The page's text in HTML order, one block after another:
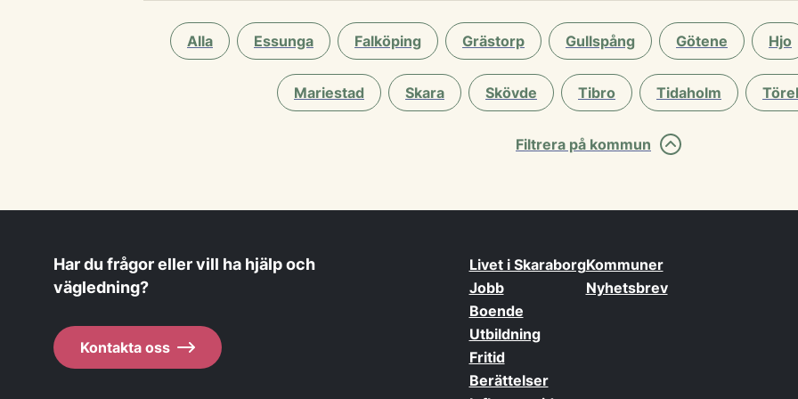
Alla Essunga Falköping Grästorp Gullspång Götene Hjo
Mariestad Skara Skövde Tibro Tidaholm
Filtrera på kommun
Har du frågor eller vill ha hjälp och
vägledning?
Kontakta oss
Livet i Skaraborg
Jobb
Boende
Utbildning
Fritid
Berättelser
Kommuner
Nyhetsbrev